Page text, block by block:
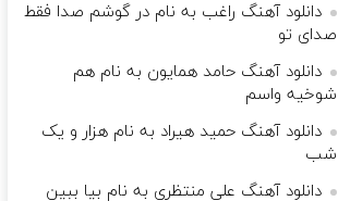
دانلود آهنگ راغب به نام در گوشم صدا فقط
صدای تو
دانلود آهنگ حامد همایون به نام هم
شوخیه واسم
دانلود آهنگ حمید هیراد به نام هزار و یک
شب
دانلود آهنگ علی منتظری به نام بیا ببین